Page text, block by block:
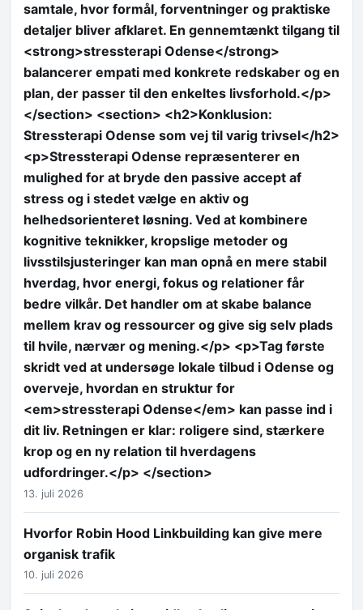
samtale, hvor formål, forventninger og praktiske
detaljer bliver afklaret. En gennemtænkt tilgang til
<strong>stressterapi Odense</strong>
balancerer empati med konkrete redskaber og en
plan, der passer til den enkeltes livsforhold.</p>
</section> <section> <h2>Konklusion:
Stressterapi Odense som vej til varig trivsel</h2>
<p>Stressterapi Odense repræsenterer en
mulighed for at bryde den passive accept af
stress og i stedet vælge en aktiv og
helhedsorienteret løsning. Ved at kombinere
kognitive teknikker, kropslige metoder og
livsstilsjusteringer kan man opnå en mere stabil
hverdag, hvor energi, fokus og relationer får
bedre vilkår. Det handler om at skabe balance
mellem krav og ressourcer og give sig selv plads
til hvile, nærvær og mening.</p> <p>Tag første
skridt ved at undersøge lokale tilbud i Odense og
overveje, hvordan en struktur for
<em>stressterapi Odense</em> kan passe ind i
dit liv. Retningen er klar: roligere sind, stærkere
krop og en ny relation til hverdagens
udfordringer.</p> </section>
13. juli 2026
Hvorfor Robin Hood Linkbuilding kan give mere
organisk trafik
10. juli 2026